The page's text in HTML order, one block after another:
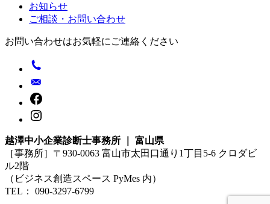
お知らせ
ご相談・お問い合わせ
お問い合わせはお気軽にご連絡ください
越澤中小企業診断士事務所 ｜ 富山県
［事務所］〒930-0063 富山市太田口通り1丁目5-6 クロダビ
ル2階
（ビジネス創造スペース PyMes 内）
TEL： 090-3297-6799